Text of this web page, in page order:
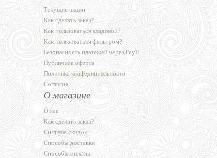
Текущие акции
Как сделать заказ?
Как пользоваться кладовой?
Как пользоваться фильтром?
Безопасность платежей через PayU
Публичная оферта
Политика конфедициальности
Согласие
О магазине
О нас
Как сделать заказ?
Система скидок
Способы доставки
Способы оплаты